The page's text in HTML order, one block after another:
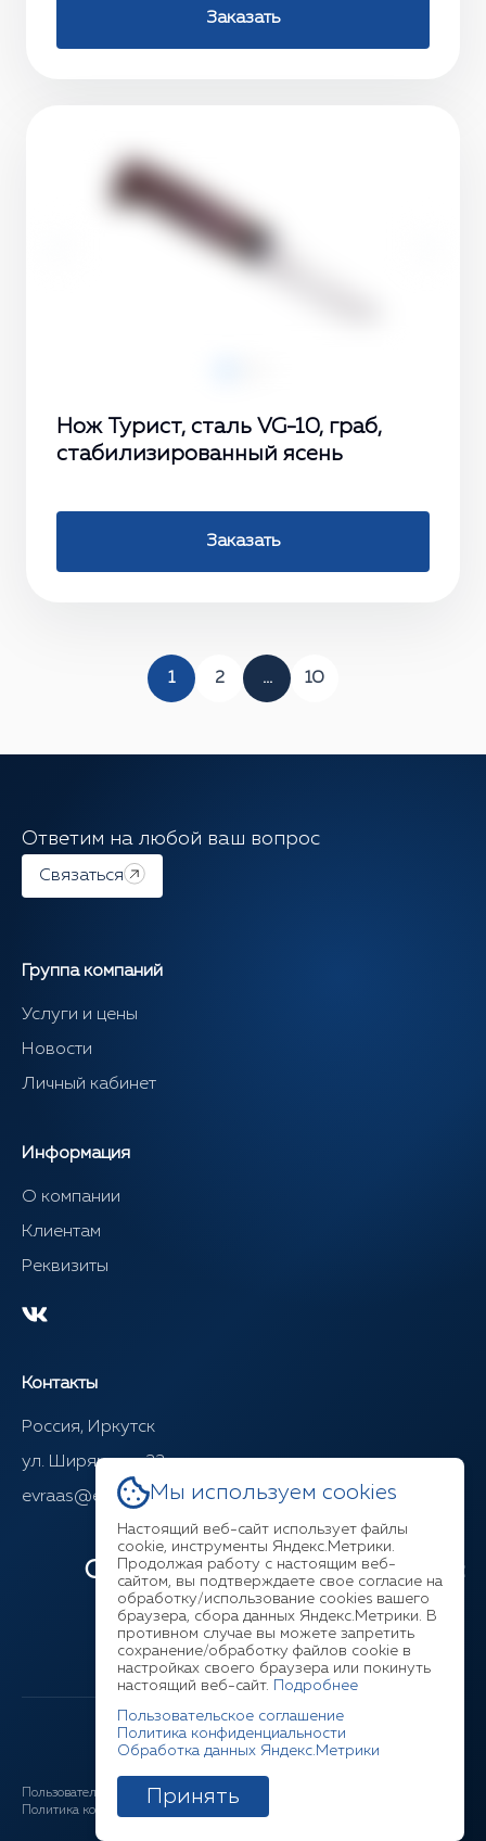
Заказать
Нож Турист, сталь VG-10, граб,
стабилизированный ясень
Заказать
1 2 ... 10
Ответим на любой ваш вопрос
Связаться
Группа компаний
Услуги и цены
Новости
Личный кабинет
Информация
О компании
Клиентам
Реквизиты
Контакты
Россия, Иркутск
ул. Ширямова, 22
evraas@evraasgr.ru
Ответим на любой ваш вопрос
+7 (3952) 211-377
Пользовательское соглашение Соглашение ЛК
Политика конфиденциальности
Мы используем cookies
Настоящий веб-сайт использует файлы
cookie, инструменты Яндекс.Метрики.
Продолжая работу с настоящим веб-
сайтом, вы подтверждаете свое согласие на
обработку/использование cookies вашего
браузера, сбора данных Яндекс.Метрики. В
противном случае вы можете запретить
сохранение/обработку файлов cookie в
настройках своего браузера или покинуть
настоящий веб-сайт.
Подробнее
Пользовательское соглашение
Политика конфиденциальности
Обработка данных Яндекс.Метрики
Принять